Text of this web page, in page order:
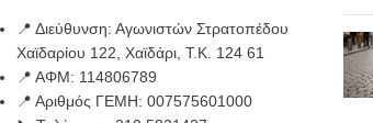
📍 Διεύθυνση: Αγωνιστών Στρατοπέδου
Χαϊδαρίου 122, Χαϊδάρι, Τ.Κ. 124 61
📍 ΑΦΜ: 114806789
📍 Αριθμός ΓΕΜΗ: 007575601000